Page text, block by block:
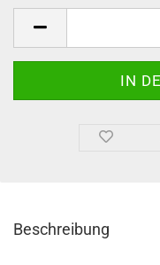
Beschreibung